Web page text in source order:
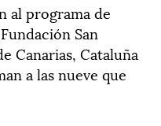
al programa de
San
Canarias, Cataluña
a las nueve que